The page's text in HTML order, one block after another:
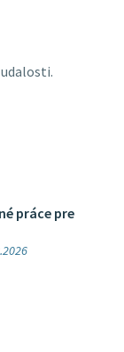
práce pre